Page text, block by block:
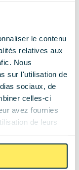
le contenu
relatives aux
Nous
sur l'utilisation de
sociaux, de
celles-ci
avez fournies
de leurs
Inspirez-
dans votre
Hauts-de-France
à Ponthoile